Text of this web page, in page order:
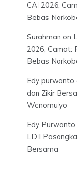
CAI 2026,
Bebas
Surahman on
2026, Camat:
Bebas
Edy purwanto
dan Zikir
Wonomulyo
Edy Purwanto
LDII
Bersama